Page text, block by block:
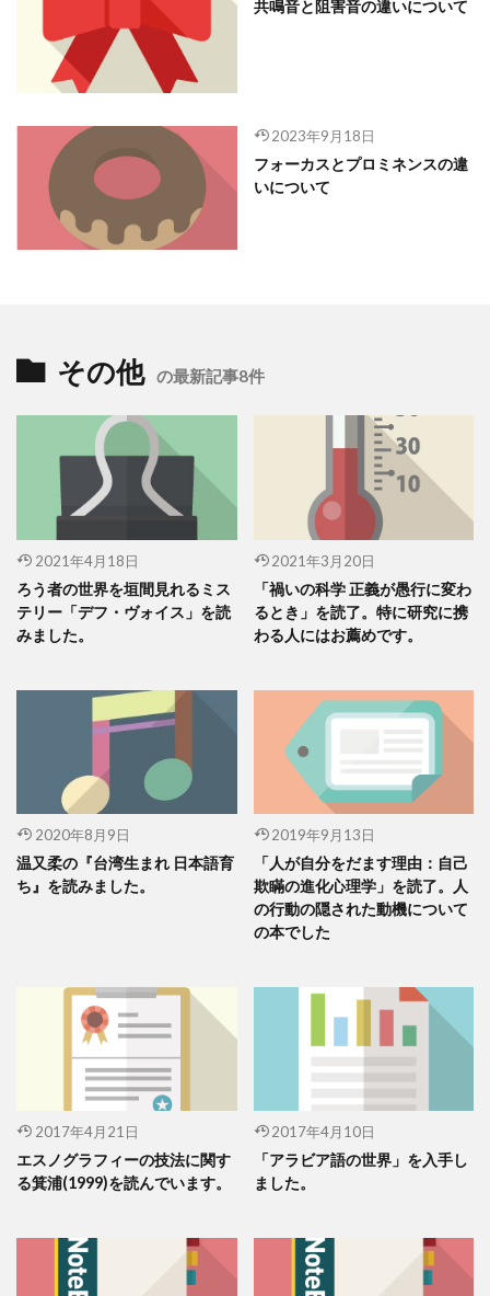
共鳴音と阻害音の違いについて
2023年9月18日
フォーカスとプロミネンスの違
いについて
その他 の最新記事8件
2021年4月18日
ろう者の世界を垣間見れるミス
テリー「デフ・ヴォイス」を読
みました。
2021年3月20日
「禍いの科学 正義が愚行に変わ
るとき」を読了。特に研究に携
わる人にはお薦めです。
2020年8月9日
温又柔の『台湾生まれ 日本語育
ち』を読みました。
2019年9月13日
「人が自分をだます理由：自己
欺瞞の進化心理学」を読了。人
の行動の隠された動機について
の本でした
2017年4月21日
エスノグラフィーの技法に関す
る箕浦(1999)を読んでいます。
2017年4月10日
「アラビア語の世界」を入手し
ました。